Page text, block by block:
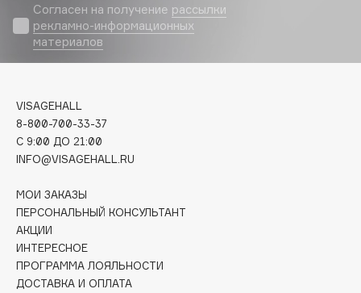
Corimo
CosRX
Cottolina
Cunzite
Curaprox
d'Alba
DABO
DARLING*
Darphin
Согласен на получение рассылки
рекламно-информационных
материалов
VISAGEHALL
8-800-700-33-37
C 9:00 ДО 21:00
INFO@VISAGEHALL.RU
МОИ ЗАКАЗЫ
ПЕРСОНАЛЬНЫЙ КОНСУЛЬТАНТ
АКЦИИ
ИНТЕРЕСНОЕ
ПРОГРАММА ЛОЯЛЬНОСТИ
ДОСТАВКА И ОПЛАТА